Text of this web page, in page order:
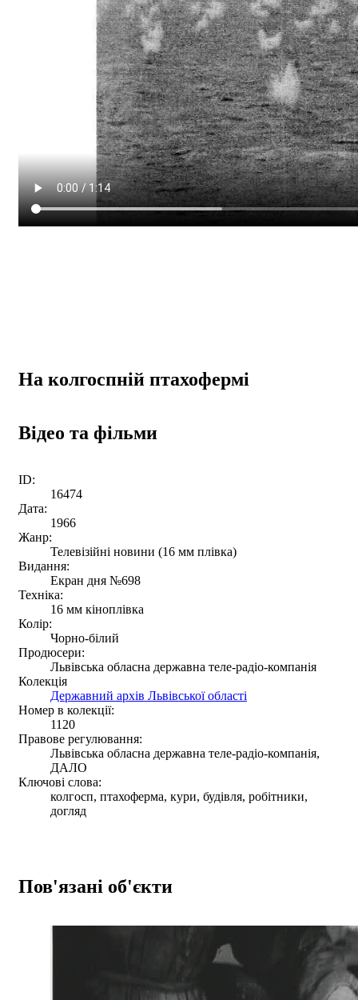
На колгоспній птахофермі
Відео та фільми
ID:
16474
Дата:
1966
Жанр:
Телевізійні новини (16 мм плівка)
Видання:
Екран дня №698
Техніка:
16 мм кіноплівка
Колір:
Чорно-білий
Продюсери:
Львівська обласна державна теле-радіо-компанія
Колекція
Державний архів Львівської області
Номер в колекції:
1120
Правове регулювання:
Львівська обласна державна теле-радіо-компанія,
ДАЛО
Ключові слова:
колгосп, птахоферма, кури, будівля, робітники,
догляд
Пов'язані об'єкти